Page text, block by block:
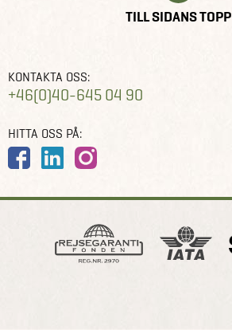
TILL SIDANS TOPP
KONTAKTA OSS:
+46(0)40-645 04 90
HITTA OSS PÅ: